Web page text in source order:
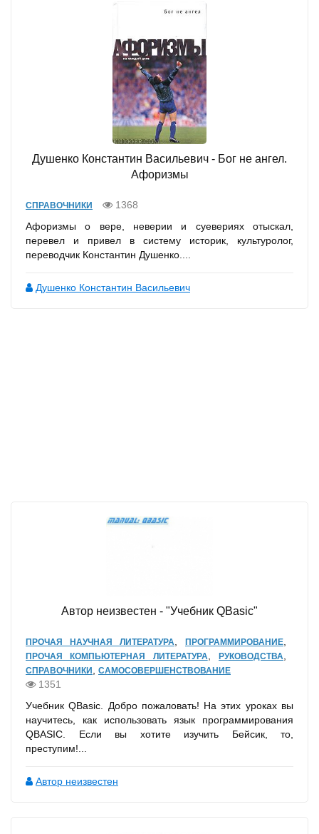
Душенко Константин Васильевич - Бог не ангел.
Афоризмы
СПРАВОЧНИКИ
1368
Афоризмы о вере, неверии и суевериях отыскал,
перевел и привел в систему историк, культуролог,
переводчик Константин Душенко....
Душенко Константин Васильевич
Автор неизвестен - "Учебник QBasic"
ПРОЧАЯ НАУЧНАЯ ЛИТЕРАТУРА ПРОГРАММИРОВАНИЕ
ПРОЧАЯ КОМПЬЮТЕРНАЯ ЛИТЕРАТУРА ,РУКОВОДСТВА
СПРАВОЧНИКИ САМОСОВЕРШЕНСТВОВАНИЕ
1351
Учебник QBasic. Добро пожаловать! На этих уроках вы
научитесь, как использовать язык программирования
QBASIC. Если вы хотите изучить Бейсик, то,
преступим!...
Автор неизвестен